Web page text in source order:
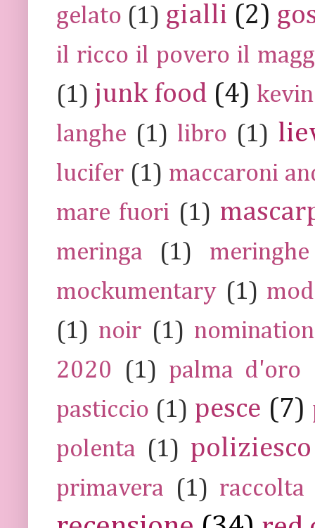
gelato (1) gialli (2)
il ricco il povero il
(1) junk food (4)
langhe (1) libro (1)
lucifer (1) maccaroni
mare fuori (1)
meringa (1)
meringhe
mockumentary (1)
(1) noir (1)
2020
(1) palma d'oro
pasticcio (1) pesce (7)
polenta (1) poliziesco
primavera (1) raccolta